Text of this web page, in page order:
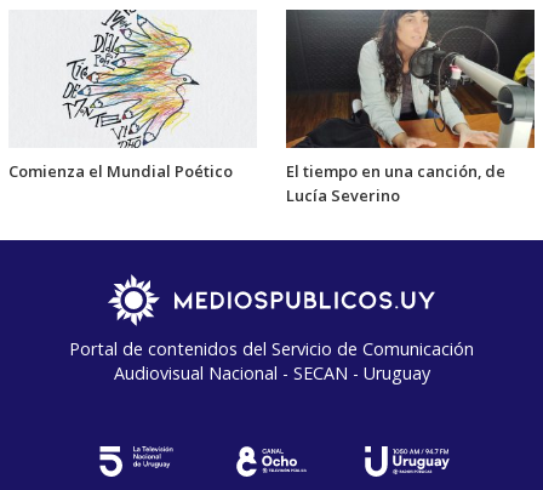
Comienza el Mundial Poético
El tiempo en una canción, de
Lucía Severino
Portal de contenidos del Servicio de Comunicación
Audiovisual Nacional - SECAN - Uruguay